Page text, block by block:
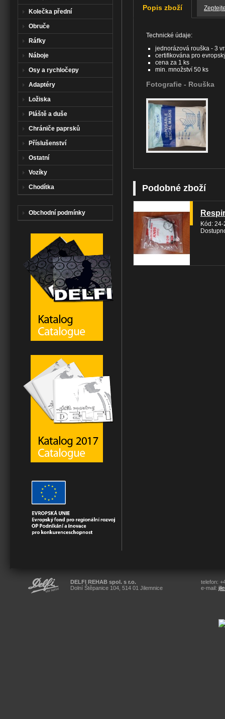
Popis zboží
Technické údaje:
jednorázová rouška - 3
certifikována pro
cena za 1 ks
min. množství 50 ks
Fotografie - Rouška
Podobné zboží
Kód:
Kolečka přední
Obruče
Ráfky
Náboje
Osy a rychločepy
Adaptéry
Ložiska
Pláště a duše
Chrániče paprsků
Příslušenství
Ostatní
Vozíky
Chodítka
Obchodní podmínky
DELFI REHAB spol. s r.o.
Dolní Štěpanice 104, 514 01 Jilemnice
telefon:
e-mail: